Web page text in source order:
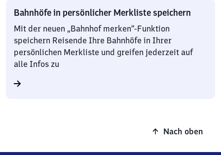
Bahnhöfe in persönlicher Merkliste speichern
Mit der neuen „Bahnhof merken“-Funktion
speichern Reisende Ihre Bahnhöfe in Ihrer
persönlichen Merkliste und greifen jederzeit auf
alle Infos zu
Nach oben